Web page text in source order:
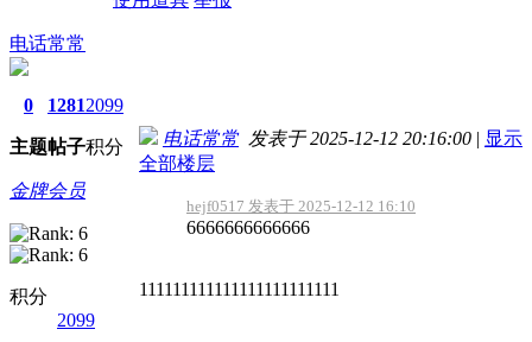
电话常常
0
主题
1281
帖子
2099
积分
金牌会员
积分
2099
电话常常发表于 2025-12-12 20:16:00 | 显示
全部楼层
hejf0517 发表于 2025-12-12 16:10
6666666666666
111111111111111111111111